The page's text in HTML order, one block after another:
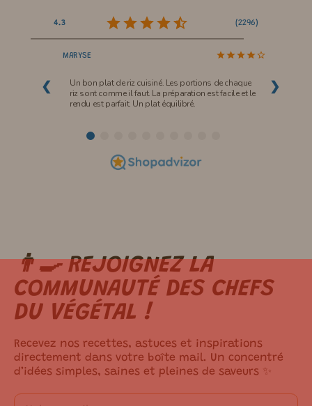
4.3 (2296)
❮
MARYSE
Un bon plat de riz cuisiné. Les portions de chaque
riz sont comme il faut. La préparation est facile et le
rendu est parfait. Un plat équilibré.
❯
👨‍🍳 REJOIGNEZ LA
COMMUNAUTÉ DES CHEFS
DU VÉGÉTAL !
Recevez nos recettes, astuces et inspirations
directement dans votre boîte mail. Un concentré
d’idées simples, saines et pleines de saveurs ✨
ici.